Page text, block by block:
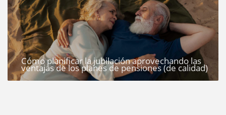
Cómo planificar la jubilación aprovechando las
ventajas de los planes de pensiones (de calidad)